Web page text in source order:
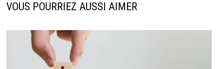
VOUS POURRIEZ AUSSI AIMER